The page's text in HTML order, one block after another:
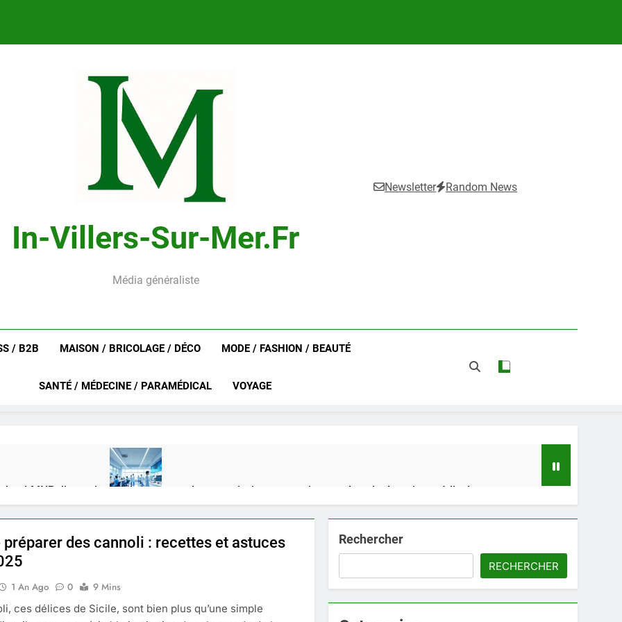
In-Villers-Sur-Mer.fr
Média généraliste
Newsletter Random News
/ B2B MAISON / BRICOLAGE / DÉCO MODE / FASHION / BEAUTÉ
SANTÉ / MÉDECINE / PARAMÉDICAL VOYAGE
LMNP d’occasion Ifdak : comprendre ses missions et son impact dans le domaine médical
4 Mois Ago
en 2025 ? Okrami : comprendre ses fonctionnalités clés et avantages
préparer des cannoli : recettes et astuces
1 An Ago 0
9 Mins
ces délices de Sicile, sont bien plus qu’une simple
Rechercher
RECHERCHER